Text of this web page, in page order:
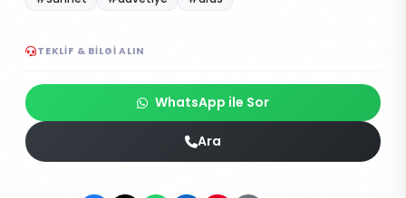
TEKLIF & BILGI ALIN
WhatsApp ile Sor
Ara